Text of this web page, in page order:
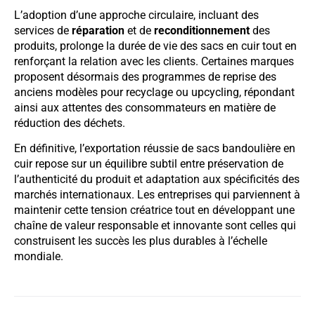
L’adoption d’une approche circulaire, incluant des
services de réparation et de reconditionnement des
produits, prolonge la durée de vie des sacs en cuir tout en
renforçant la relation avec les clients. Certaines marques
proposent désormais des programmes de reprise des
anciens modèles pour recyclage ou upcycling, répondant
ainsi aux attentes des consommateurs en matière de
réduction des déchets.
En définitive, l’exportation réussie de sacs bandoulière en
cuir repose sur un équilibre subtil entre préservation de
l’authenticité du produit et adaptation aux spécificités des
marchés internationaux. Les entreprises qui parviennent à
maintenir cette tension créatrice tout en développant une
chaîne de valeur responsable et innovante sont celles qui
construisent les succès les plus durables à l’échelle
mondiale.